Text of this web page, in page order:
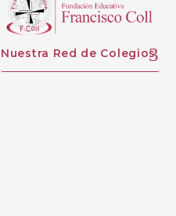
Nuestra Red de Colegios